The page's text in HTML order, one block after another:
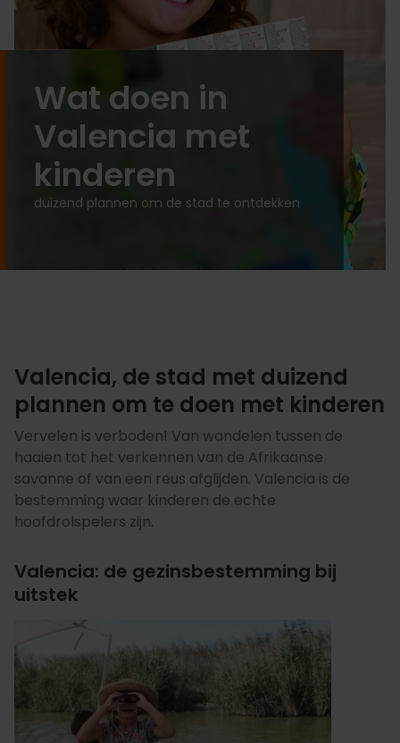
Wat doen in
Valencia met
kinderen
duizend plannen om de stad te ontdekken
Valencia, de stad met duizend
plannen om te doen met kinderen
Vervelen is verboden! Van wandelen tussen de
haaien tot het verkennen van de Afrikaanse
savanne of van een reus afglijden. Valencia is de
bestemming waar kinderen de echte
hoofdrolspelers zijn.
Valencia: de gezinsbestemming bij
uitstek